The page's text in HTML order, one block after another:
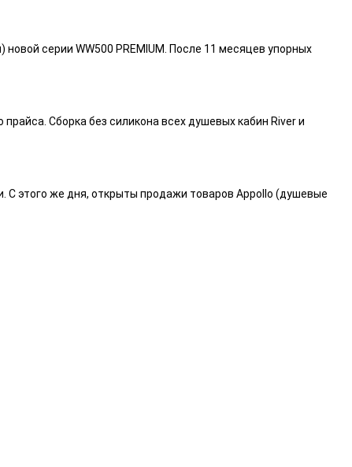
серии WW500 PREMIUM. После 11 месяцев упорных
Сборка без силикона всех душевых кабин River и
С этого же дня, открыты продажи товаров Appollo (душевые